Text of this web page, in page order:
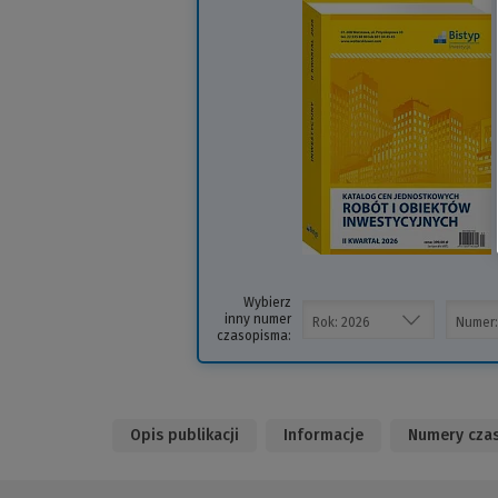
Wybierz
inny numer
czasopisma:
Opis publikacji Informacje Numery